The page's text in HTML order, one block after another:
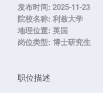
发布时间: 2025-11-23
院校名称: 利兹大学
地理位置: 英国
岗位类型: 博士研究生
职位描述